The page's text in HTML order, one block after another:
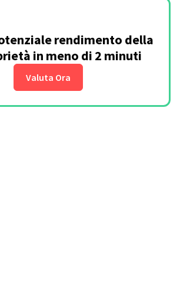
rendimento della
in meno di 2 minuti
Valuta Ora